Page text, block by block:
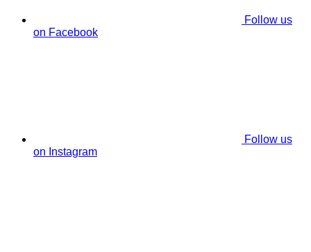
Follow us
on Facebook
Follow us
on Instagram